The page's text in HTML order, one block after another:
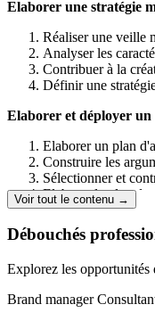
Elaborer une stratégie
Réaliser une veille
Analyser les
Contribuer à la
Définir une
Elaborer et déployer un
Elaborer un plan
Construire les
Sélectionner et
Elaborer le plan de
Déployer une
Piloter la qualité de
Analyser le
Emettre des
Voir tout le contenu →
Débouchés
Explorez les
Brand manager